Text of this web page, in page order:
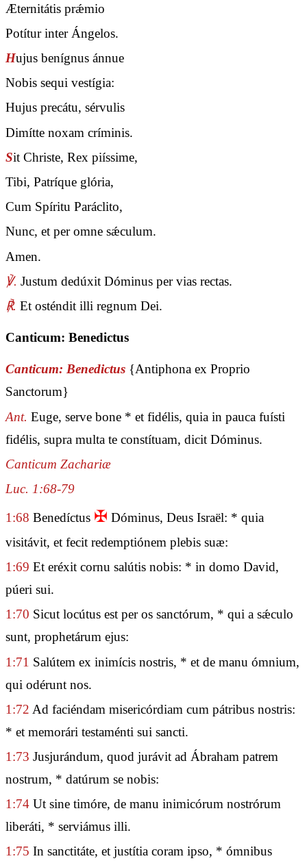
Æternitátis prǽmio
Potítur inter Ángelos.
Hujus benígnus ánnue
Nobis sequi vestígia:
Hujus precátu, sérvulis
Dimítte noxam críminis.
Sit Christe, Rex piíssime,
Tibi, Patríque glória,
Cum Spíritu Paráclito,
Nunc, et per omne sǽculum.
Amen.
℣. Justum dedúxit Dóminus per vias rectas.
℟. Et osténdit illi regnum Dei.
Canticum: Benedictus
Canticum: Benedictus {Antiphona ex Proprio
Sanctorum}
Ant. Euge, serve bone * et fidélis, quia in pauca fuísti
fidélis, supra multa te constítuam, dicit Dóminus.
Canticum Zachariæ
Luc. 1:68-79
1:68 Benedíctus ✠ Dóminus, Deus Israël: * quia
visitávit, et fecit redemptiónem plebis suæ:
1:69 Et eréxit cornu salútis nobis: * in domo David,
púeri sui.
1:70 Sicut locútus est per os sanctórum, * qui a sǽculo
sunt, prophetárum ejus:
1:71 Salútem ex inimícis nostris, * et de manu ómnium,
qui odérunt nos.
1:72 Ad faciéndam misericórdiam cum pátribus nostris:
* et memorári testaménti sui sancti.
1:73 Jusjurándum, quod jurávit ad Ábraham patrem
nostrum, * datúrum se nobis:
1:74 Ut sine timóre, de manu inimicórum nostrórum
liberáti, * serviámus illi.
1:75 In sanctitáte, et justítia coram ipso, * ómnibus